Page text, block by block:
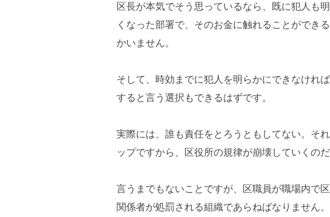
区長が本気でそう思っているなら、既に犯人も
くなった部署で、そのお金に触れることができ
かいません。
そして、時効までに犯人を明らかにできなけれ
すると言う選択もできるはずです。
実際には、誰も責任をとろうともしてない。そ
ップですから、区役所の規律が崩壊していくのだ
言うまでもないことですが、区職員が職場内で
関係者が処罰される組織であらねばなりません。